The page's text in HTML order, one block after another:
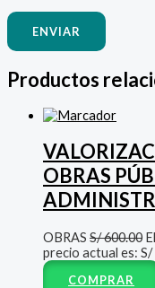
Productos
OBRAS
OBRAS S/600.00
precio actual es: S/
COMPRAR